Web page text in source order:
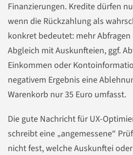
Finanzierungen. Kredite dürfen
wenn die Rückzahlung als
konkret bedeutet: mehr
Abgleich mit Auskunfteien, ggf.
Einkommen oder
negativem Ergebnis eine
Warenkorb nur 35 Euro umfasst.
Die gute Nachricht für UX-
schreibt eine „angemessene“
nicht fest, welche Auskunftei